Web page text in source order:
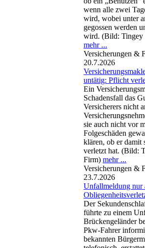
wenn alle zwei
wird, wobei unter
gegossen werden
wird. (Bild:
mehr ...
Versicherungen &
20.7.2026
untätig: Pflicht
Ein
Schadensfall das
Versicherers nicht
sie auch nicht vor
Folgeschäden
klären, ob er damit
verletzt hat. (Bild:
Firm) mehr ...
Versicherungen &
23.7.2026
Unfallmeldung nur
Der
führte zu einem
Brückengeländer
Pkw-Fahrer
bekannten